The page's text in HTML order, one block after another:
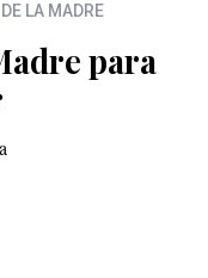
LA MADRE
para